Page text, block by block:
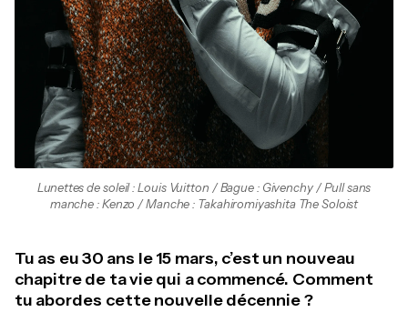
Lunettes de soleil : Louis Vuitton / Bague : Givenchy / Pull sans
manche : Kenzo / Manche : Takahiromiyashita The Soloist
Tu as eu 30 ans le 15 mars, c’est un nouveau
chapitre de ta vie qui a commencé. Comment
tu abordes cette nouvelle décennie ?